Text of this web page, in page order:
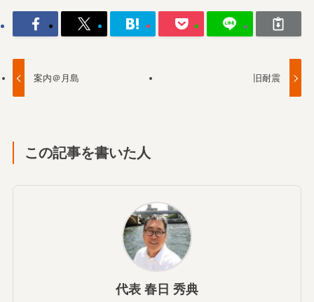
案内＠月島 旧耐震
この記事を書いた人
代表 春日 秀典